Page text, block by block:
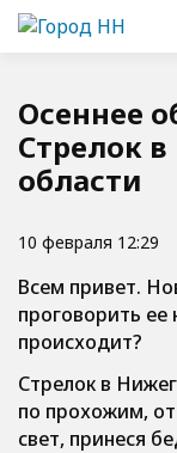
Осеннее
Стрелок
области
10 февраля 12:29
Всем привет.
проговорить
происходит?
Стрелок в
по прохожим,
свет, принеся